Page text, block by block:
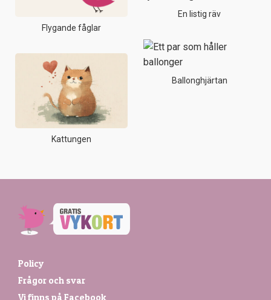
Flygande fåglar
Kattungen
En listig räv
Ballonghjärtan
Policy
Frågor och svar
Vi finns på Facebook